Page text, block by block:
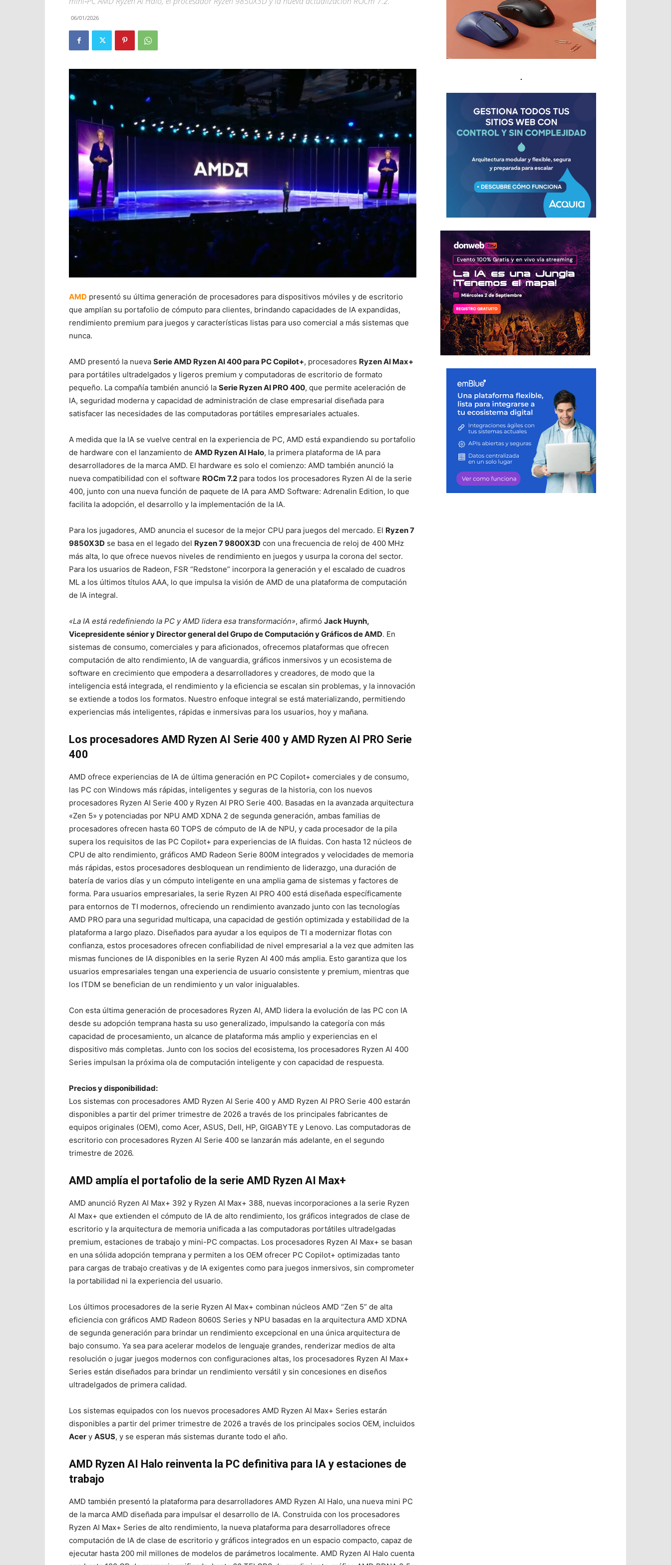
06/01/2026
AMD presentó su última generación de procesadores para dispositivos móviles y de escritorio
que amplían su portafolio de cómputo para clientes, brindando capacidades de IA expandidas,
rendimiento premium para juegos y características listas para uso comercial a más sistemas que
nunca.
AMD presentó la nueva Serie AMD Ryzen AI 400 para PC Copilot+, procesadores Ryzen AI Max+
para portátiles ultradelgados y ligeros premium y computadoras de escritorio de formato
pequeño. La compañía también anunció la Serie Ryzen AI PRO 400, que permite aceleración de
IA, seguridad moderna y capacidad de administración de clase empresarial diseñada para
satisfacer las necesidades de las computadoras portátiles empresariales actuales.
A medida que la IA se vuelve central en la experiencia de PC, AMD está expandiendo su portafolio
de hardware con el lanzamiento de AMD Ryzen AI Halo, la primera plataforma de IA para
desarrolladores de la marca AMD. El hardware es solo el comienzo: AMD también anunció la
nueva compatibilidad con el software ROCm 7.2 para todos los procesadores Ryzen AI de la serie
400, junto con una nueva función de paquete de IA para AMD Software: Adrenalin Edition, lo que
facilita la adopción, el desarrollo y la implementación de la IA.
Para los jugadores, AMD anuncia el sucesor de la mejor CPU para juegos del mercado. El Ryzen 7
9850X3D se basa en el legado del Ryzen 7 9800X3D con una frecuencia de reloj de 400 MHz
más alta, lo que ofrece nuevos niveles de rendimiento en juegos y usurpa la corona del sector.
Para los usuarios de Radeon, FSR “Redstone” incorpora la generación y el escalado de cuadros
ML a los últimos títulos AAA, lo que impulsa la visión de AMD de una plataforma de computación
de IA integral.
«La IA está redefiniendo la PC y AMD lidera esa transformación», afirmó Jack Huynh,
Vicepresidente sénior y Director general del Grupo de Computación y Gráficos de AMD. En
sistemas de consumo, comerciales y para aficionados, ofrecemos plataformas que ofrecen
computación de alto rendimiento, IA de vanguardia, gráficos inmersivos y un ecosistema de
software en crecimiento que empodera a desarrolladores y creadores, de modo que la
inteligencia está integrada, el rendimiento y la eficiencia se escalan sin problemas, y la innovación
se extiende a todos los formatos. Nuestro enfoque integral se está materializando, permitiendo
experiencias más inteligentes, rápidas e inmersivas para los usuarios, hoy y mañana.
Los procesadores AMD Ryzen AI Serie 400 y AMD Ryzen AI PRO Serie
400
AMD ofrece experiencias de IA de última generación en PC Copilot+ comerciales y de consumo,
las PC con Windows más rápidas, inteligentes y seguras de la historia, con los nuevos
procesadores Ryzen AI Serie 400 y Ryzen AI PRO Serie 400. Basadas en la avanzada arquitectura
«Zen 5» y potenciadas por NPU AMD XDNA 2 de segunda generación, ambas familias de
procesadores ofrecen hasta 60 TOPS de cómputo de IA de NPU, y cada procesador de la pila
supera los requisitos de las PC Copilot+ para experiencias de IA fluidas. Con hasta 12 núcleos de
CPU de alto rendimiento, gráficos AMD Radeon Serie 800M integrados y velocidades de memoria
más rápidas, estos procesadores desbloquean un rendimiento de liderazgo, una duración de
batería de varios días y un cómputo inteligente en una amplia gama de sistemas y factores de
forma. Para usuarios empresariales, la serie Ryzen AI PRO 400 está diseñada específicamente
para entornos de TI modernos, ofreciendo un rendimiento avanzado junto con las tecnologías
AMD PRO para una seguridad multicapa, una capacidad de gestión optimizada y estabilidad de la
plataforma a largo plazo. Diseñados para ayudar a los equipos de TI a modernizar flotas con
confianza, estos procesadores ofrecen confiabilidad de nivel empresarial a la vez que admiten las
mismas funciones de IA disponibles en la serie Ryzen AI 400 más amplia. Esto garantiza que los
usuarios empresariales tengan una experiencia de usuario consistente y premium, mientras que
los ITDM se benefician de un rendimiento y un valor inigualables.
Con esta última generación de procesadores Ryzen AI, AMD lidera la evolución de las PC con IA
desde su adopción temprana hasta su uso generalizado, impulsando la categoría con más
capacidad de procesamiento, un alcance de plataforma más amplio y experiencias en el
dispositivo más completas. Junto con los socios del ecosistema, los procesadores Ryzen AI 400
Series impulsan la próxima ola de computación inteligente y con capacidad de respuesta.
Precios y disponibilidad:
Los sistemas con procesadores AMD Ryzen AI Serie 400 y AMD Ryzen AI PRO Serie 400 estarán
disponibles a partir del primer trimestre de 2026 a través de los principales fabricantes de
equipos originales (OEM), como Acer, ASUS, Dell, HP, GIGABYTE y Lenovo. Las computadoras de
escritorio con procesadores Ryzen AI Serie 400 se lanzarán más adelante, en el segundo
trimestre de 2026.
AMD amplía el portafolio de la serie AMD Ryzen AI Max+
AMD anunció Ryzen AI Max+ 392 y Ryzen AI Max+ 388, nuevas incorporaciones a la serie Ryzen
AI Max+ que extienden el cómputo de IA de alto rendimiento, los gráficos integrados de clase de
escritorio y la arquitectura de memoria unificada a las computadoras portátiles ultradelgadas
premium, estaciones de trabajo y mini-PC compactas. Los procesadores Ryzen AI Max+ se basan
en una sólida adopción temprana y permiten a los OEM ofrecer PC Copilot+ optimizadas tanto
para cargas de trabajo creativas y de IA exigentes como para juegos inmersivos, sin comprometer
la portabilidad ni la experiencia del usuario.
Los últimos procesadores de la serie Ryzen AI Max+ combinan núcleos AMD “Zen 5” de alta
eficiencia con gráficos AMD Radeon 8060S Series y NPU basadas en la arquitectura AMD XDNA
de segunda generación para brindar un rendimiento excepcional en una única arquitectura de
bajo consumo. Ya sea para acelerar modelos de lenguaje grandes, renderizar medios de alta
resolución o jugar juegos modernos con configuraciones altas, los procesadores Ryzen AI Max+
Series están diseñados para brindar un rendimiento versátil y sin concesiones en diseños
ultradelgados de primera calidad.
Los sistemas equipados con los nuevos procesadores AMD Ryzen AI Max+ Series estarán
disponibles a partir del primer trimestre de 2026 a través de los principales socios OEM, incluidos
Acer y ASUS, y se esperan más sistemas durante todo el año.
AMD Ryzen AI Halo reinventa la PC definitiva para IA y estaciones de
trabajo
AMD también presentó la plataforma para desarrolladores AMD Ryzen AI Halo, una nueva mini PC
de la marca AMD diseñada para impulsar el desarrollo de IA. Construida con los procesadores
Ryzen AI Max+ Series de alto rendimiento, la nueva plataforma para desarrolladores ofrece
computación de IA de clase de escritorio y gráficos integrados en un espacio compacto, capaz de
ejecutar hasta 200 mil millones de modelos de parámetros localmente. AMD Ryzen AI Halo cuenta